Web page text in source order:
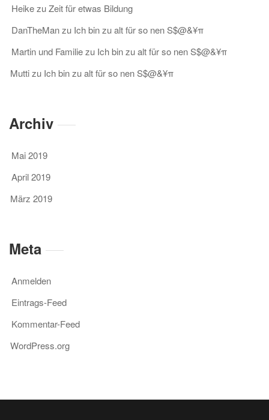
HeikezuZeit für etwas Bildung
DanTheManzu Ich bin zu alt für so nen S$@&¥π
Martin und Familiezu Ich bin zu alt für so nen S$@&¥π
Muttizu Ich bin zu alt für so nen S$@&¥π
Archiv
Mai 2019
April 2019
März 2019
Meta
Anmelden
Eintrags-Feed
Kommentar-Feed
WordPress.org